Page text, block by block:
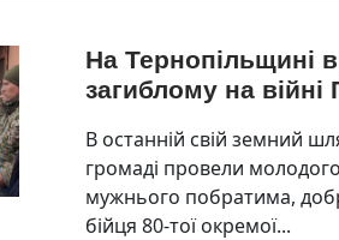
На Тернопільщині
загиблому на
В останній свій земний
громаді провели
мужнього побратима,
бійця 80-тої окремої...